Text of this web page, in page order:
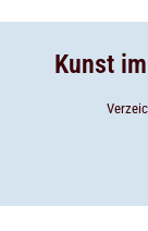
Inhalt
Zum
springenKunst